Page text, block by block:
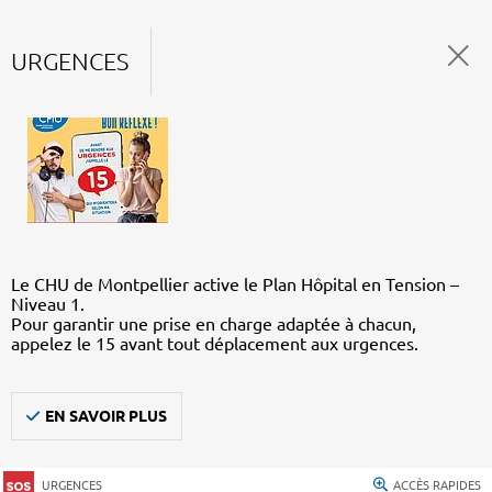
URGENCES
Le CHU de Montpellier active le Plan Hôpital en Tension –
Niveau 1.
Pour garantir une prise en charge adaptée à chacun,
appelez le 15 avant tout déplacement aux urgences.
EN SAVOIR PLUS
URGENCES ACCÈS RAPIDES